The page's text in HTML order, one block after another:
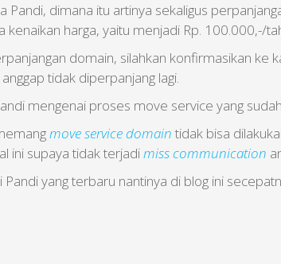
Pandi, dimana itu artinya sekaligus
harga, yaitu menjadi Rp. 100.000,-/
domain, silahkan konfirmasikan ke
tidak diperpanjang lagi.
mengenai proses move service yang
move service domain tidak bisa
ini supaya tidak terjadimiss communication
yang terbaru nantinya di blog ini